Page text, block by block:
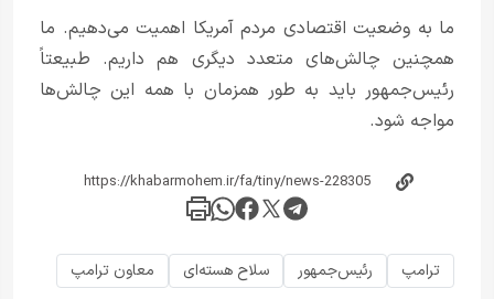
ما به وضعیت اقتصادی مردم آمریکا اهمیت می‌دهیم. ما
همچنین چالش‌های متعدد دیگری هم داریم. طبیعتاً
رئیس‌جمهور باید به طور همزمان با همه این چالش‌ها
مواجه شود.
ترامپ رئیس‌جمهور سلاح هسته‌ای معاون ترامپ